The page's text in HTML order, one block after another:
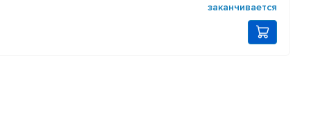
заканчивается